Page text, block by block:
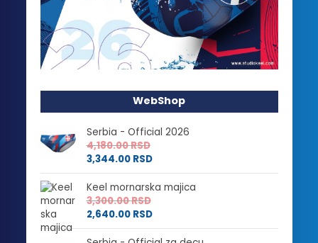
WebShop
Serbia - Official 2026
4,180.00RSD
3,344.00 RSD
Keel mornarska majica
3,300.00RSD
2,640.00 RSD